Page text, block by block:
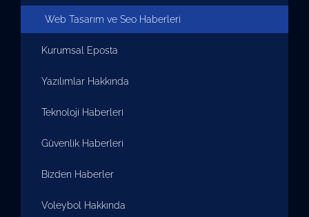
Web Tasarım ve Seo Haberleri
Kurumsal Eposta
Yazılımlar Hakkında
Teknoloji Haberleri
Güvenlik Haberleri
Bizden Haberler
Voleybol Hakkında